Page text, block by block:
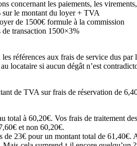
concernant les paiements, les
5% sur le montant
formule à la
de transaction
références aux frais de service dus
locataire si aucun dégât n’est
de TVA sur frais de réservation de
total à 60,20€. Vos frais de traitement
soit 57,60€ et non
23€ pour un montant total de 61,40€.